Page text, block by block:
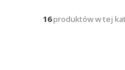
16produktów w tej